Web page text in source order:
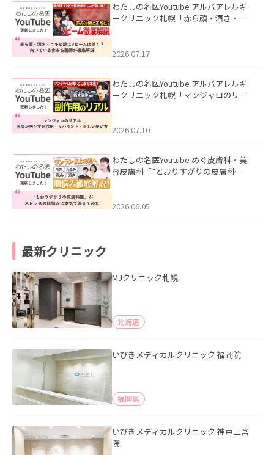
わたしの名医Youtube アルバアレルギ
ークリニック札幌「赤ら顔・酒さ・ニ
した。
2026.07.17
わたしの名医Youtube アルバアレルギ
ークリニック札幌「マンジャロのリア
た。
2026.07.10
わたしの名医Youtube めぐ皮膚科・美
容皮膚科「”とおりすがりの皮膚科
2026.06.05
最新クリニック
MJクリニック札幌
北海道
いびきメディカルクリニック 福岡院
福岡県
いびきメディカルクリニック 神戸三宮
院